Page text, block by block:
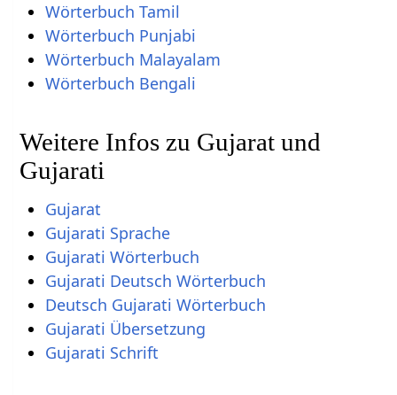
Wörterbuch Tamil
Wörterbuch Punjabi
Wörterbuch Malayalam
Wörterbuch Bengali
Weitere Infos zu Gujarat und
Gujarati
Gujarat
Gujarati Sprache
Gujarati Wörterbuch
Gujarati Deutsch Wörterbuch
Deutsch Gujarati Wörterbuch
Gujarati Übersetzung
Gujarati Schrift